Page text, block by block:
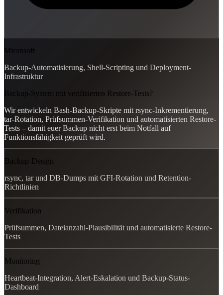
Mironsoft
Backup-Automatisierung, Shell-Scripting und Deployment-
Infrastruktur
Backup-System mit verifizierten Restore-Tests?
Wir entwickeln Bash-Backup-Skripte mit rsync-Inkrementierung,
tar-Rotation, Prüfsummen-Verifikation und automatisierten Restore-
Tests – damit euer Backup nicht erst beim Notfall auf
Funktionsfähigkeit geprüft wird.
Backup-Design
rsync, tar und DB-Dumps mit GFI-Rotation und Retention-
Richtlinien
Verifikation
Prüfsummen, Dateianzahl-Plausibilität und automatisierte Restore-
Tests
Monitoring
Heartbeat-Integration, Alert-Eskalation und Backup-Status-
Dashboard